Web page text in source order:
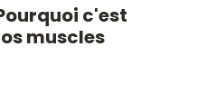
c'est
muscles